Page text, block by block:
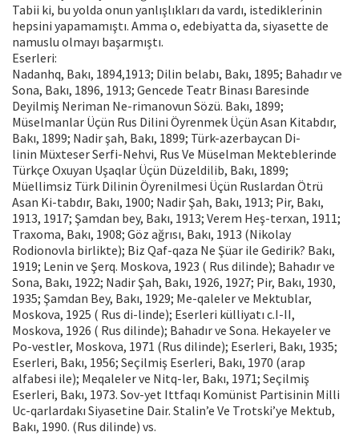
Tabii ki, bu yolda onun yanlışlıkları da vardı, istediklerinin
hepsini yapamamıştı. Amma o, edebiyatta da, siyasette de
namuslu olmayı başarmıştı.
Eserleri:
Nadanhq, Bakı, 1894,1913; Dilin belabı, Bakı, 1895; Bahadır ve
Sona, Bakı, 1896, 1913; Gencede Teatr Binası Baresinde
Deyilmiş Neriman Ne-rimanovun Sözü. Bakı, 1899;
Müselmanlar Üçün Rus Dilini Öyrenmek Üçün Asan Kitabdır,
Bakı, 1899; Nadir şah, Bakı, 1899; Türk-azerbaycan Di-
linin Müxteser Serfi-Nehvi, Rus Ve Müselman Mekteblerinde
Türkçe Oxuyan Uşaqlar Üçün Düzeldilib, Bakı, 1899;
Müellimsiz Türk Dilinin Öyrenilmesi Üçün Ruslardan Ötrü
Asan Ki-tabdır, Bakı, 1900; Nadir Şah, Bakı, 1913; Pir, Bakı,
1913, 1917; Şamdan bey, Bakı, 1913; Verem Heş-terxan, 1911;
Traxoma, Bakı, 1908; Göz ağrısı, Bakı, 1913 (Nikolay
Rodionovla birlikte); Biz Qaf-qaza Ne Şüar ile Gedirik? Bakı,
1919; Lenin ve Şerq. Moskova, 1923 ( Rus dilinde); Bahadır ve
Sona, Bakı, 1922; Nadir Şah, Bakı, 1926, 1927; Pir, Bakı, 1930,
1935; Şamdan Bey, Bakı, 1929; Me-qaleler ve Mektublar,
Moskova, 1925 ( Rus di-linde); Eserleri külliyatı c.I-II,
Moskova, 1926 ( Rus dilinde); Bahadır ve Sona. Hekayeler ve
Po-vestler, Moskova, 1971 (Rus dilinde); Eserleri, Bakı, 1935;
Eserleri, Bakı, 1956; Seçilmiş Eserleri, Bakı, 1970 (arap
alfabesi ile); Meqaleler ve Nitq-ler, Bakı, 1971; Seçilmiş
Eserleri, Bakı, 1973. Sov-yet Ittfaqı Komünist Partisinin Milli
Uc-qarlardakı Siyasetine Dair. Stalin’e Ve Trotski’ye Mektub,
Bakı, 1990. (Rus dilinde) vs.